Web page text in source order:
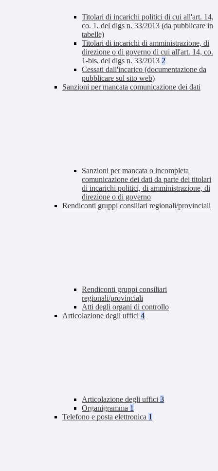
Titolari di incarichi politici di cui all'art. 14,
co. 1, del dlgs n. 33/2013 (da pubblicare in
tabelle)
Titolari di incarichi di amministrazione, di
direzione o di governo di cui all'art. 14, co.
1-bis, del dlgs n. 33/2013 2
Cessati dall'incarico (documentazione da
pubblicare sul sito web)
Sanzioni per mancata comunicazione dei dati
Sanzioni per mancata o incompleta
comunicazione dei dati da parte dei titolari
di incarichi politici, di amministrazione, di
direzione o di governo
Rendiconti gruppi consiliari regionali/provinciali
Rendiconti gruppi consiliari
regionali/provinciali
Atti degli organi di controllo
Articolazione degli uffici 4
Articolazione degli uffici 3
Organigramma 1
Telefono e posta elettronica 1